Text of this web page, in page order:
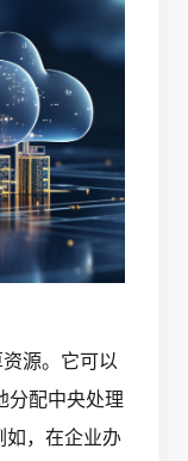
源。它可以
分配中央处理
如，在企业办